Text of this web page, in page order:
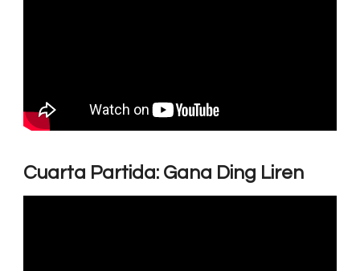
Cuarta Partida: Gana Ding Liren